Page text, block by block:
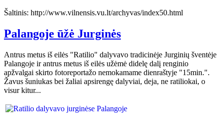
Šaltinis: http://www.vilnensis.vu.lt/archyvas/index50.html
Palangoje ūžė Jurginės
Antrus metus iš eilės "Ratilio" dalyvavo tradicinėje Jurginių šventėje
Palangoje ir antrus metus iš eilės užėmė didelę dalį renginio
apžvalgai skirto fotoreportažo nemokamame dienraštyje "15min.".
Žavus šuniukas bei žaliai apsirengę dalyviai, deja, ne ratiliokai, o
visur kitur...